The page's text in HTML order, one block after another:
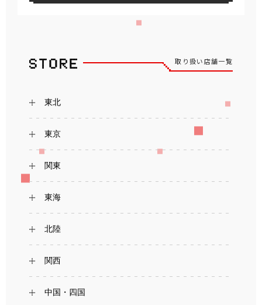
取り扱い店舗一覧
東北
東京
関東
東海
北陸
関西
中国・四国